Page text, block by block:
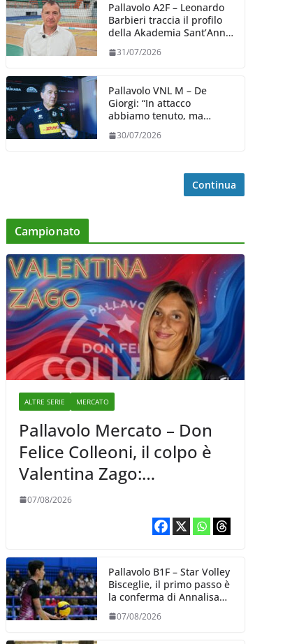
Pallavolo A2F – Leonardo
Barbieri traccia il profilo
della Akademia Sant’Anna
31/07/2026
Pallavolo VNL M – De
Giorgi: “In attacco
abbiamo tenuto, ma
dalla prestazione in
30/07/2026
Continua
Campionato
ALTRE SERIE MERCATO
Pallavolo Mercato – Don
Felice Colleoni, il colpo è
Valentina Zago:
esperienza e oltre 5.000
punti al servizio di
07/08/2026
Pallavolo B1F – Star Volley
Bisceglie, il primo passo è
la conferma di Annalisa
Mileno
07/08/2026